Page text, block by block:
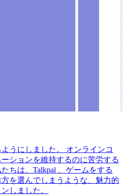
うにしました。 オンラインコ
ションを維持するのに苦労する
ちは、Talkpal 、ゲームをする
を選んでしまうような、魅力的
しました。